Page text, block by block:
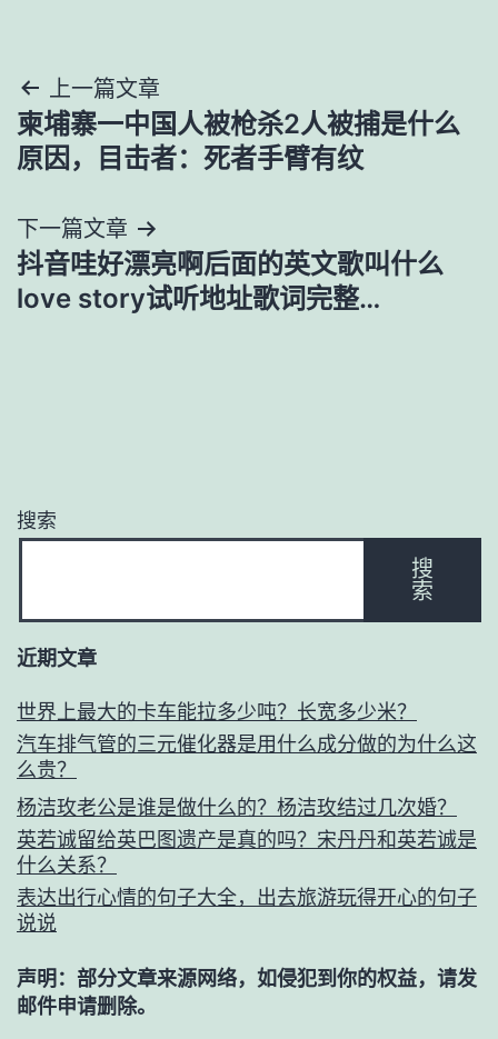
文
章
航
上一篇文章
柬埔寨一中国人被枪杀2人被捕是什么
原因，目击者：死者手臂有纹
下一篇文章
抖音哇好漂亮啊后面的英文歌叫什么
love story试听地址歌词完整…
搜索
搜
索
近期文章
世界上最大的卡车能拉多少吨？长宽多少米？
汽车排气管的三元催化器是用什么成分做的为什么这
么贵？
杨洁玫老公是谁是做什么的？杨洁玫结过几次婚？
英若诚留给英巴图遗产是真的吗？宋丹丹和英若诚是
什么关系？
表达出行心情的句子大全，出去旅游玩得开心的句子
说说
声明：部分文章来源网络，如侵犯到你的权益，请发
邮件申请删除。